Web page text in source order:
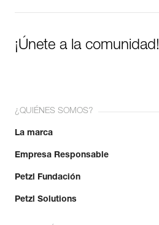
¡Únete a la comunidad!
¿QUIÉNES SOMOS?
La marca
Empresa Responsable
Petzl Fundación
Petzl Solutions